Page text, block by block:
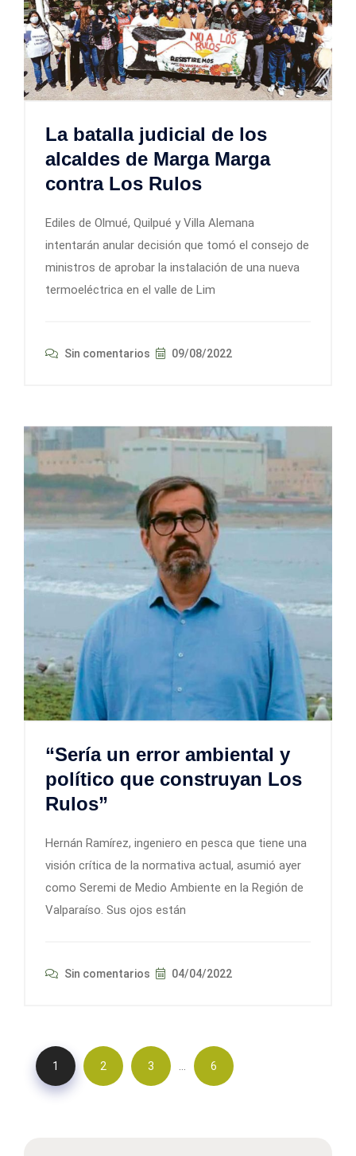
La batalla judicial de los
alcaldes de Marga Marga
contra Los Rulos
Ediles de Olmué, Quilpué y Villa Alemana
intentarán anular decisión que tomó el consejo de
ministros de aprobar la instalación de una nueva
termoeléctrica en el valle de Lim
Sin comentarios 09/08/2022
“Sería un error ambiental y
político que construyan Los
Rulos”
Hernán Ramírez, ingeniero en pesca que tiene una
visión crítica de la normativa actual, asumió ayer
como Seremi de Medio Ambiente en la Región de
Valparaíso. Sus ojos están
Sin comentarios 04/04/2022
1 2 3 … 6